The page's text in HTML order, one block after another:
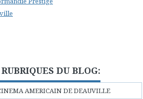
DU BLOG:
AMERICAIN DE DEAUVILLE